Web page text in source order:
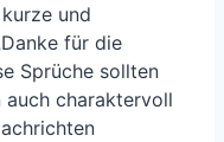
und
für die
Sprüche sollten
auch charaktervoll